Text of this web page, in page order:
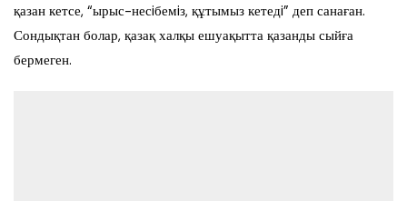
қазан кетсе, “ырыс-несiбемiз, құтымыз кетедi” деп санаған.
Сондықтан болар, қазақ халқы ешуақытта қазанды сыйға
бермеген.